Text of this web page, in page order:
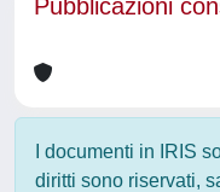
Pubblicazioni
I documenti in IRIS
diritti sono riservati,